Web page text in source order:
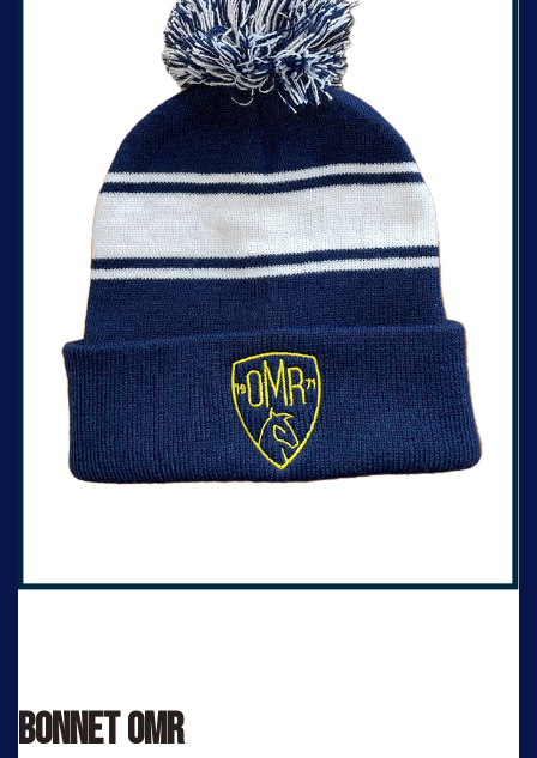
Bonnet OMR